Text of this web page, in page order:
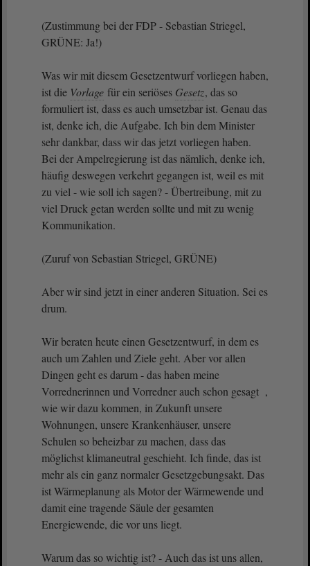
(Zustimmung bei der FDP - Sebastian Striegel,
GRÜNE: Ja!)
Was wir mit diesem Gesetzentwurf vorliegen haben,
ist die Vorlage für ein seriöses Gesetz, das so
formuliert ist, dass es auch umsetzbar ist. Genau das
ist, denke ich, die Aufgabe. Ich bin dem Minister
sehr dankbar, dass wir das jetzt vorliegen haben.
Bei der Ampelregierung ist das nämlich, denke ich,
häufig deswegen verkehrt gegangen ist, weil es mit
zu viel - wie soll ich sagen? - Übertreibung, mit zu
viel Druck getan werden sollte und mit zu wenig
Kommunikation.
(Zuruf von Sebastian Striegel, GRÜNE)
Aber wir sind jetzt in einer anderen Situation. Sei es
drum.
Wir beraten heute einen Gesetzentwurf, in dem es
auch um Zahlen und Ziele geht. Aber vor allen
Dingen geht es darum - das haben meine
Vorrednerinnen und Vorredner auch schon gesagt ,
wie wir dazu kommen, in Zukunft unsere
Wohnungen, unsere Krankenhäuser, unsere
Schulen so beheizbar zu machen, dass das
möglichst klimaneutral geschieht. Ich finde, das ist
mehr als ein ganz normaler Gesetzgebungsakt. Das
ist Wärmeplanung als Motor der Wärmewende und
damit eine tragende Säule der gesamten
Energiewende, die vor uns liegt.
Warum das so wichtig ist? - Auch das ist uns allen,